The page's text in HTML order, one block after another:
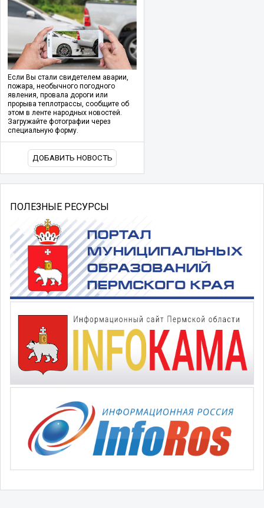
Если Вы стали свидетелем аварии,
пожара, необычного погодного
явления, провала дороги или
прорыва теплотрассы, сообщите об
этом в ленте народных новостей.
Загружайте фотографии через
специальную форму.
ДОБАВИТЬ НОВОСТЬ
ПОЛЕЗНЫЕ РЕСУРСЫ